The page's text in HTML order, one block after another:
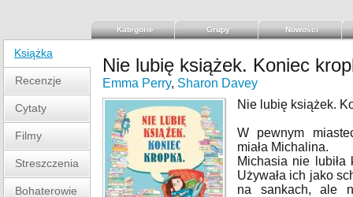
Kategorie Grupy Nowości
Książka
Recenzje
Cytaty
Filmy
Streszczenia
Bohaterowie
Nie lubię książek. Koniec
Emma Perry, Sharon Davey
Nie lubię książek.
W pewnym
miała Michalina.
Michasia nie
Używała ich jako
na sankach, ale